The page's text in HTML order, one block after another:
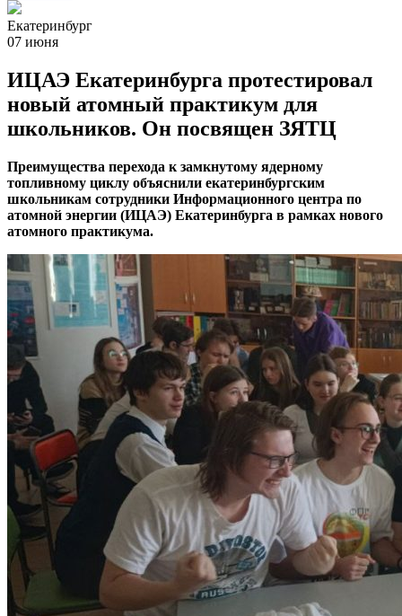
Екатеринбург
07 июня
ИЦАЭ Екатеринбурга протестировал
новый атомный практикум для
школьников. Он посвящен ЗЯТЦ
Преимущества перехода к замкнутому ядерному
топливному циклу объяснили екатеринбургским
школьникам сотрудники Информационного центра по
атомной энергии (ИЦАЭ) Екатеринбурга в рамках нового
атомного практикума.